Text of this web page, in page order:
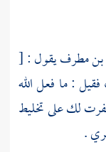
بن مطرفيقول :[
: ما فعل الله
لك على تخليط
.